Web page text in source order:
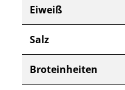
Eiweiß
Salz
Broteinheiten